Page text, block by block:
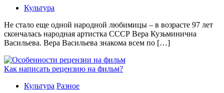
Культура
Не стало еще одной народной любимицы – в возрасте 97 лет
скончалась народная артистка СССР Вера Кузьминична
Васильева. Вера Васильева знакома всем по […]
Как написать рецензию на фильм?
Культура Разное